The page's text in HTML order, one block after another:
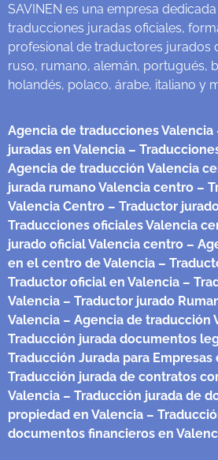
SAVINEN es una empresa
traducciones juradas oficiales,
profesional de traductores jurados
ruso, rumano, alemán, portugués,
holandés, polaco, árabe, italiano y
Agencia de traducciones Valencia
juradas en Valencia –
Agencia de traducción Valencia
jurada rumano Valencia centro –
Valencia Centro – Traductor
Traducciones oficiales Valencia
jurado oficial Valencia centro –
en el centro de Valencia –
Traductor oficial en Valencia –
Valencia – Traductor jurado
Valencia – Agencia de traducción
Traducción jurada documentos
Traducción Jurada para Empresas
Traducción jurada de contratos
Valencia – Traducción jurada de
propiedad en Valencia –
documentos financieros en